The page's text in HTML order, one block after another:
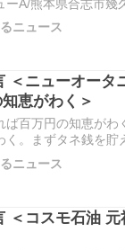
ーA/熊本県合志市幾
ANN 7/24：刃物男
ニュース
＜ニューオータ
恵がわく＞
ば百万円の知恵が
く。まずタネ銭を貯
創業者の大谷米太
は、ビジネスにおい
ニュース
＜コスモ石油